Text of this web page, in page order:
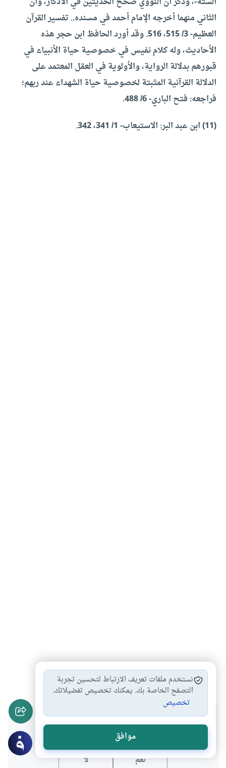
الثاني منهما أخرجه الإمام أحمد في مسنده.. تفسير القرآن
العظيم- 3/ 515، 516. وقد أورد الحافظ ابن حجر هذه
الأحاديث، وله كلام نفيس في خصوصية حياة الأنبياء في
قبورهم بدلالة الرواية، والأولوية في العقل المعتمد على
الدلالة القرآنية المثبتة لخصوصية حياة الشهداء عند ربهم؛
فراجعه: فتح الباري- 6/ 488.
(11) ابن عبد البر: الاستيعاب- 1/ 341، 342.
حب الرسول #الدفاع عن الرسول محمد صلى الله…
هل انتفعت بهذا المحتوى؟
نعم لا
نستخدم ملفات تعريف الارتباط لتحسين تجربة
التصفح الخاصة بك. يمكنك تخصيص تفضيلاتك.
تخصيص
موافق